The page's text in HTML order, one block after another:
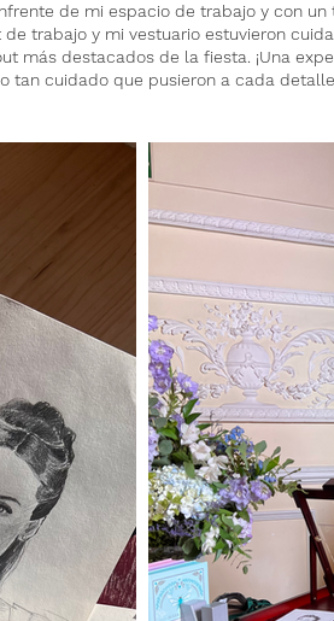
de mi espacio de trabajo y con un
trabajo y mi vestuario estuvieron
más destacados de la fiesta. ¡Una
tan cuidado que pusieron a cada